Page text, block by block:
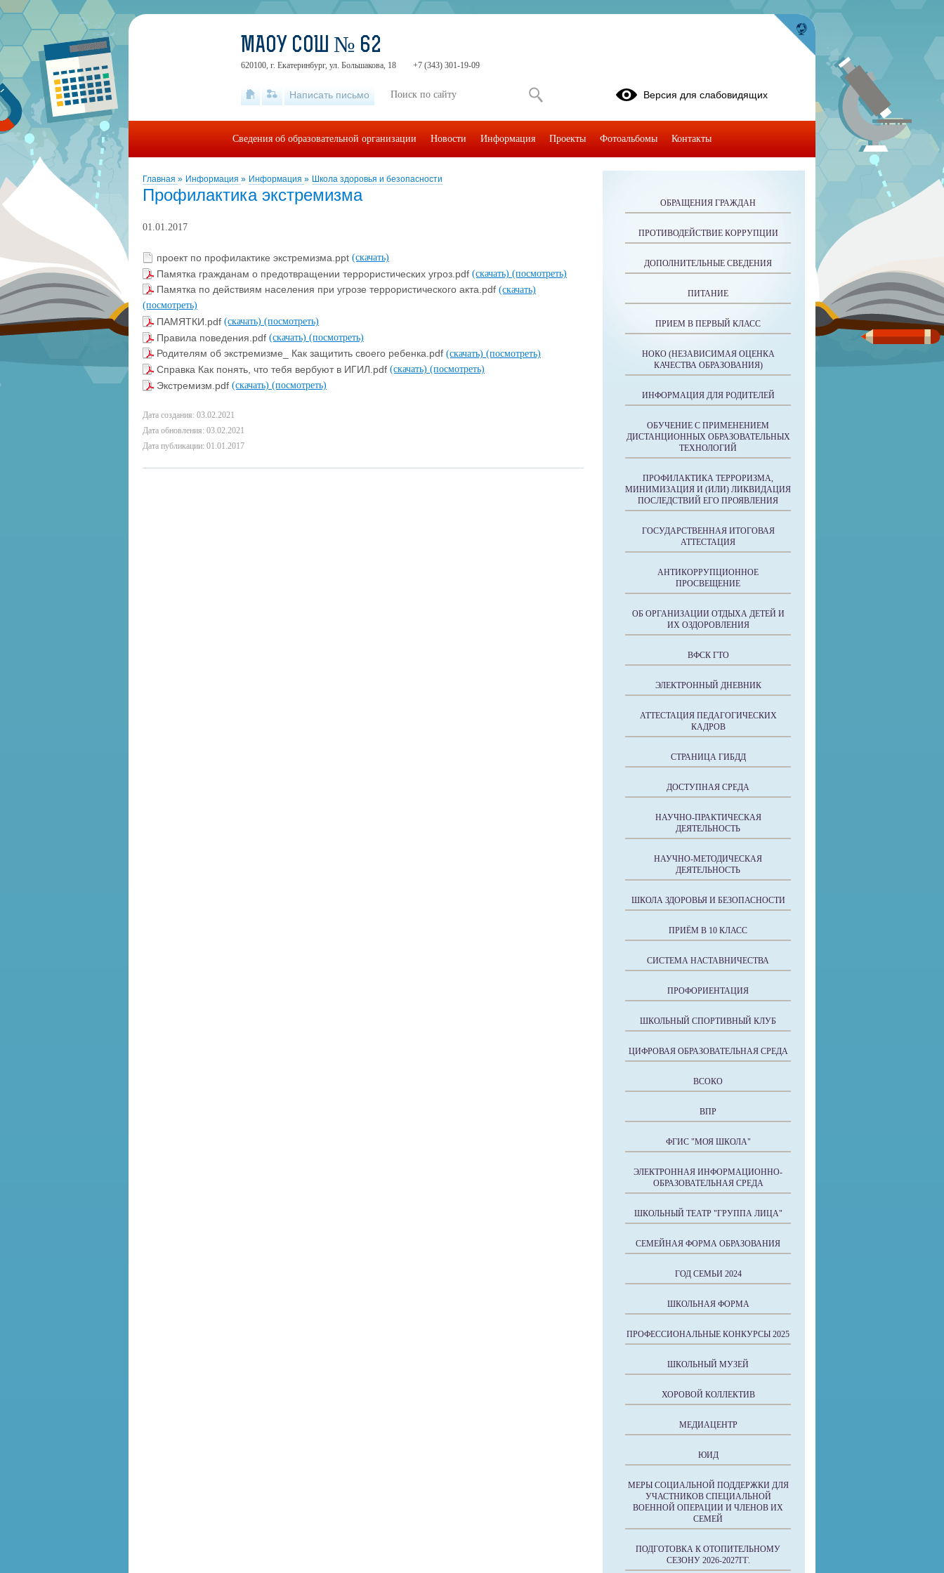
Главная » Информация » Информация » Школа здоровья и безопасности
Профилактика экстремизма
01.01.2017
проект по профилактике экстремизма.ppt (скачать)
Памятка гражданам о предотвращении террористических угроз.pdf (скачать) (посмотреть)
Памятка по действиям населения при угрозе террористического акта.pdf (скачать)
(посмотреть)
ПАМЯТКИ.pdf (скачать) (посмотреть)
Правила поведения.pdf (скачать) (посмотреть)
Родителям об экстремизме_ Как защитить своего ребенка.pdf (скачать) (посмотреть)
Справка Как понять, что тебя вербуют в ИГИЛ.pdf (скачать) (посмотреть)
Экстремизм.pdf (скачать) (посмотреть)
Дата создания: 03.02.2021
Дата обновления: 03.02.2021
Дата публикации: 01.01.2017
ОБРАЩЕНИЯ ГРАЖДАН
ПРОТИВОДЕЙСТВИЕ КОРРУПЦИИ
ДОПОЛНИТЕЛЬНЫЕ СВЕДЕНИЯ
ПИТАНИЕ
ПРИЕМ В ПЕРВЫЙ КЛАСС
НОКО (НЕЗАВИСИМАЯ ОЦЕНКА
КАЧЕСТВА ОБРАЗОВАНИЯ)
ИНФОРМАЦИЯ ДЛЯ РОДИТЕЛЕЙ
ОБУЧЕНИЕ С ПРИМЕНЕНИЕМ
ДИСТАНЦИОННЫХ ОБРАЗОВАТЕЛЬНЫХ
ТЕХНОЛОГИЙ
ПРОФИЛАКТИКА ТЕРРОРИЗМА,
МИНИМИЗАЦИЯ И (ИЛИ) ЛИКВИДАЦИЯ
ПОСЛЕДСТВИЙ ЕГО ПРОЯВЛЕНИЯ
ГОСУДАРСТВЕННАЯ ИТОГОВАЯ
АТТЕСТАЦИЯ
АНТИКОРРУПЦИОННОЕ
ПРОСВЕЩЕНИЕ
ОБ ОРГАНИЗАЦИИ ОТДЫХА ДЕТЕЙ И
ИХ ОЗДОРОВЛЕНИЯ
ВФСК ГТО
ЭЛЕКТРОННЫЙ ДНЕВНИК
АТТЕСТАЦИЯ ПЕДАГОГИЧЕСКИХ
КАДРОВ
СТРАНИЦА ГИБДД
ДОСТУПНАЯ СРЕДА
НАУЧНО-ПРАКТИЧЕСКАЯ
ДЕЯТЕЛЬНОСТЬ
НАУЧНО-МЕТОДИЧЕСКАЯ
ДЕЯТЕЛЬНОСТЬ
ШКОЛА ЗДОРОВЬЯ И БЕЗОПАСНОСТИ
ПРИЁМ В 10 КЛАСС
СИСТЕМА НАСТАВНИЧЕСТВА
ПРОФОРИЕНТАЦИЯ
ШКОЛЬНЫЙ СПОРТИВНЫЙ КЛУБ
ЦИФРОВАЯ ОБРАЗОВАТЕЛЬНАЯ СРЕДА
ВСОКО
ВПР
ФГИС "МОЯ ШКОЛА"
ЭЛЕКТРОННАЯ ИНФОРМАЦИОННО-
ОБРАЗОВАТЕЛЬНАЯ СРЕДА
ШКОЛЬНЫЙ ТЕАТР "ГРУППА ЛИЦА"
СЕМЕЙНАЯ ФОРМА ОБРАЗОВАНИЯ
ГОД СЕМЬИ 2024
ШКОЛЬНАЯ ФОРМА
ПРОФЕССИОНАЛЬНЫЕ КОНКУРСЫ 2025
ШКОЛЬНЫЙ МУЗЕЙ
ХОРОВОЙ КОЛЛЕКТИВ
МЕДИАЦЕНТР
ЮИД
МЕРЫ СОЦИАЛЬНОЙ ПОДДЕРЖКИ ДЛЯ
УЧАСТНИКОВ СПЕЦИАЛЬНОЙ
ВОЕННОЙ ОПЕРАЦИИ И ЧЛЕНОВ ИХ
СЕМЕЙ
ПОДГОТОВКА К ОТОПИТЕЛЬНОМУ
СЕЗОНУ 2026-2027ГГ.
МАОУ СОШ № 62
620100, г. Екатеринбург, ул. Большакова, 18 +7 (343) 301-19-09
Написать письмо Версия для слабовидящих
Сведения об образовательной организации Новости Информация Проекты Фотоальбомы Контакты